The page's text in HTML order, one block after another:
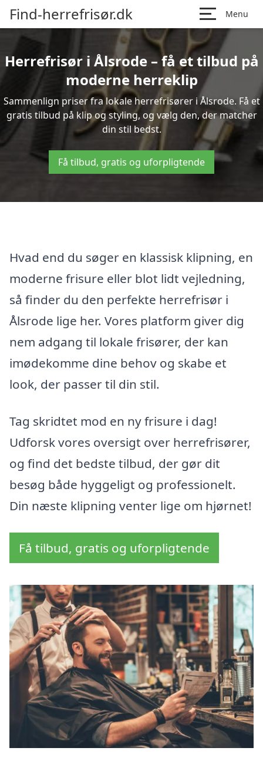
Find-herrefrisør.dk Menu
Herrefrisør i Ålsrode – få et tilbud på
moderne herreklip
Sammenlign priser fra lokale herrefrisører i Ålsrode. Få et
gratis tilbud på klip og styling, og vælg den, der matcher
din stil bedst.
Få tilbud, gratis og uforpligtende
Hvad end du søger en klassisk klipning, en
moderne frisure eller blot lidt vejledning,
så finder du den perfekte herrefrisør i
Ålsrode lige her. Vores platform giver dig
nem adgang til lokale frisører, der kan
imødekomme dine behov og skabe et
look, der passer til din stil.
Tag skridtet mod en ny frisure i dag!
Udforsk vores oversigt over herrefrisører,
og find det bedste tilbud, der gør dit
besøg både hyggeligt og professionelt.
Din næste klipning venter lige om hjørnet!
Få tilbud, gratis og uforpligtende